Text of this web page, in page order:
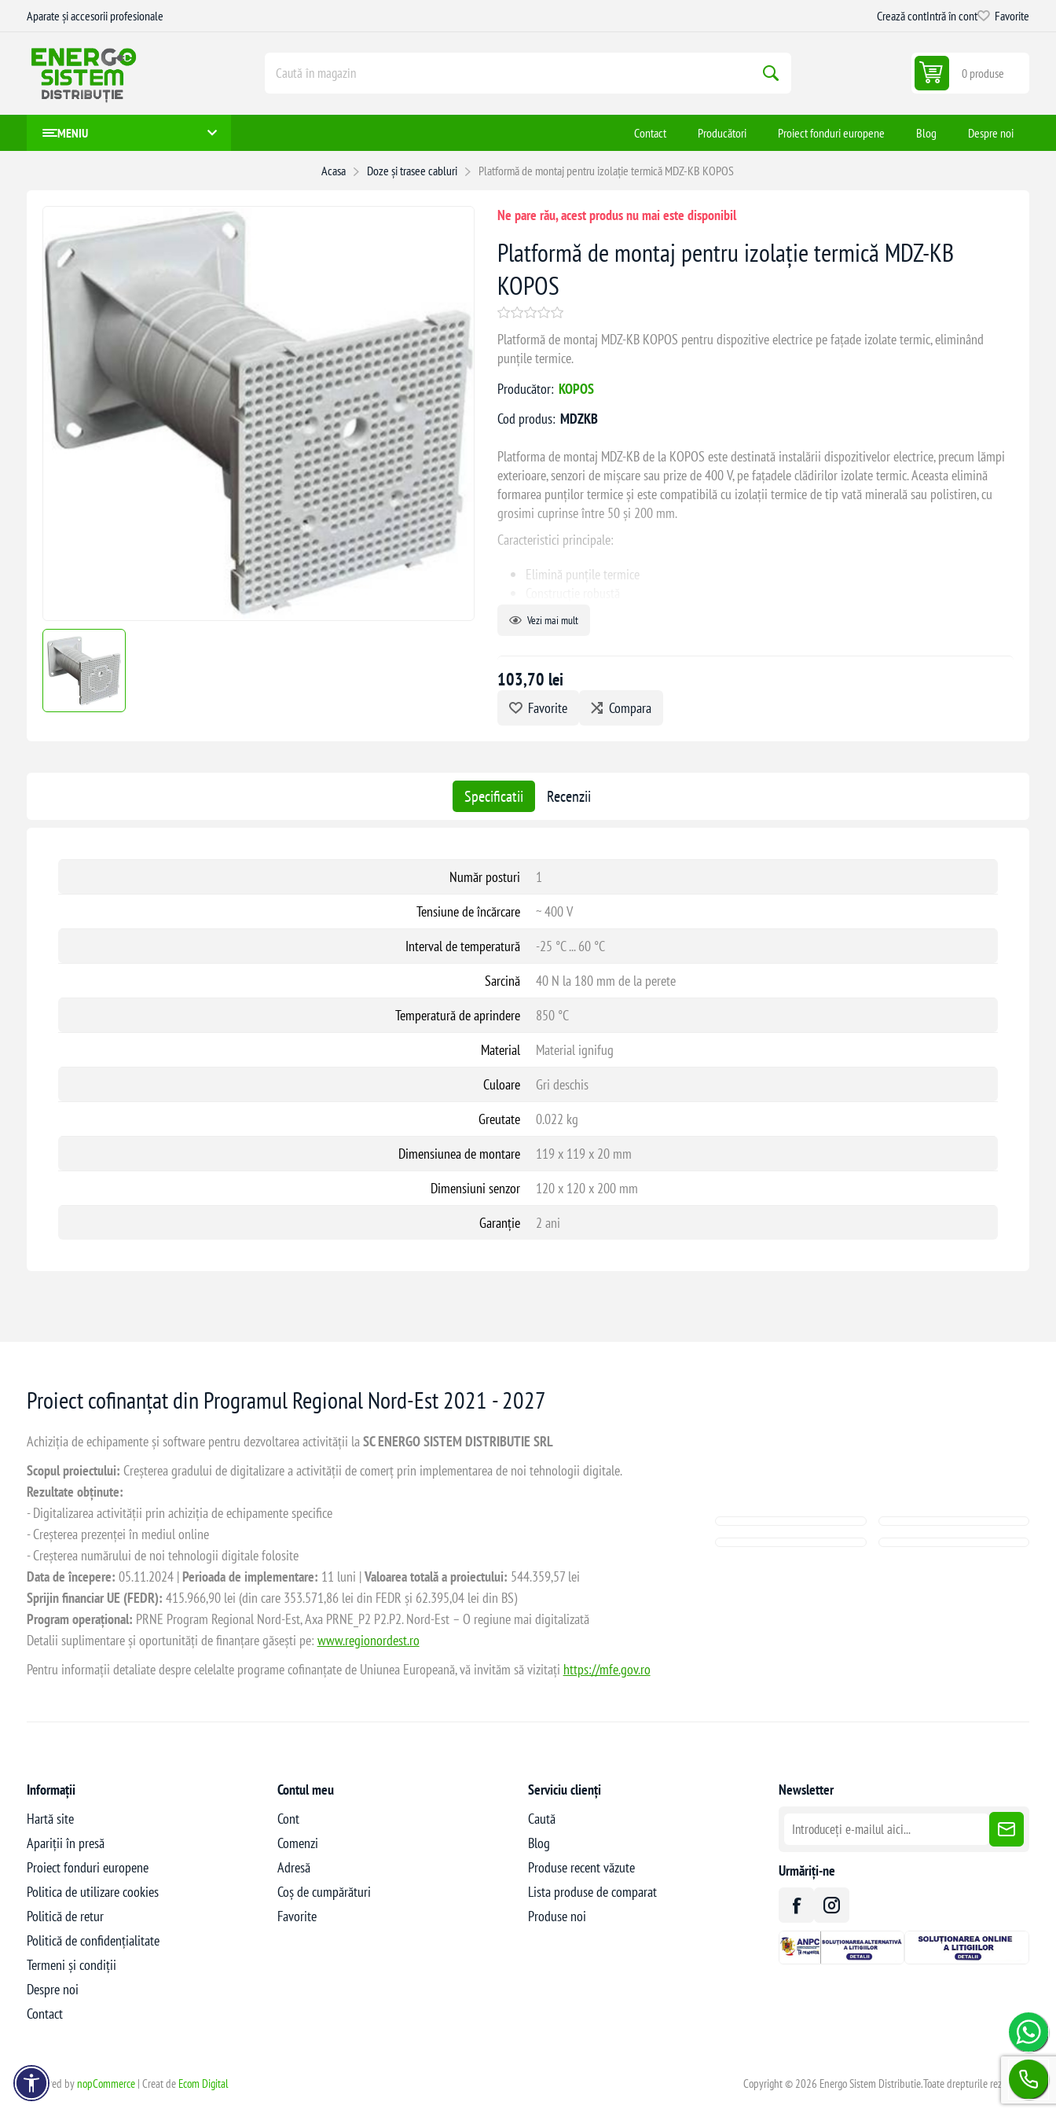
Aparate și accesorii profesionale Crează contIntră în cont Favorite
0 produse
MENIU Contact Producători Proiect fonduri europene Blog Despre noi
Acasa Doze și trasee cabluri Platformă de montaj pentru izolație termică MDZ-KB KOPOS
Ne pare rău, acest produs nu mai este disponibil
Platformă de montaj pentru izolație termică MDZ-KB
KOPOS
Platformă de montaj MDZ-KB KOPOS pentru dispozitive electrice pe fațade izolate termic, eliminând
punțile termice.
Producător: KOPOS
Cod produs: MDZKB
Platforma de montaj MDZ-KB de la KOPOS este destinată instalării dispozitivelor electrice, precum lămpi
exterioare, senzori de mișcare sau prize de 400 V, pe fațadele clădirilor izolate termic. Aceasta elimină
formarea punților termice și este compatibilă cu izolații termice de tip vată minerală sau polistiren, cu
grosimi cuprinse între 50 și 200 mm.
Caracteristici principale:
Elimină punțile termice
Include dibluri și șuruburi pentru montaj
grosimii izolației.
Vezi mai mult
103,70 lei
Favorite Compara
Specificatii Recenzii
Număr posturi
1
Tensiune de încărcare
~ 400 V
Interval de temperatură
-25 °C ... 60 °C
Sarcină
40 N la 180 mm de la perete
Temperatură de aprindere
850 °C
Material
Material ignifug
Culoare
Gri deschis
Greutate
0.022 kg
Dimensiunea de montare
119 x 119 x 20 mm
Dimensiuni senzor
120 x 120 x 200 mm
Garanție
2 ani
Proiect cofinanțat din Programul Regional Nord-Est 2021 - 2027
Achiziția de echipamente și software pentru dezvoltarea activității laSC ENERGO SISTEM DISTRIBUTIE SRL
Scopul proiectului: Creșterea gradului de digitalizare a activității de comerț prin implementarea de noi tehnologii digitale.
Rezultate obținute:
- Digitalizarea activității prin achiziția de echipamente specifice
- Creșterea prezenței în mediul online
- Creșterea numărului de noi tehnologii digitale folosite
Data de începere: 05.11.2024 | Perioada de implementare: 11 luni |Valoarea totală a proiectului: 544.359,57 lei
Sprijin financiar UE (FEDR): 415.966,90 lei (din care 353.571,86 lei din FEDR și 62.395,04 lei din BS)
Program operațional: PRNE Program Regional Nord-Est, Axa PRNE_P2 P2.P2. Nord-Est – O regiune mai digitalizată
Detalii suplimentare și oportunități de finanțare găsești pe: www.regionordest.ro
Pentru informații detaliate despre celelalte programe cofinanțate de Uniunea Europeană, vă invităm să vizitați https://mfe.gov.ro
Informații
Hartă site
Apariții în presă
Proiect fonduri europene
Politica de utilizare cookies
Politică de retur
Politică de confidențialitate
Termeni și condiții
Despre noi
Contact
Contul meu
Cont
Comenzi
Adresă
Coș de cumpărături
Favorite
Serviciu clienți
Caută
Blog
Produse recent văzute
Lista produse de comparat
Produse noi
Newsletter
Urmăriți-ne
Powered bynopCommerce| Creat de Ecom Digital Copyright © 2026 Energo Sistem Distributie.Toate drepturile rezervate.